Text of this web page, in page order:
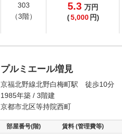
303
（3階）
5.3 万円
(5,000 円)
プルミエール増見
京福北野線北野白梅町駅 徒歩10分
1985年築 / 3階建
京都市北区等持院西町
部屋番号(階) 賃料 (管理費等)